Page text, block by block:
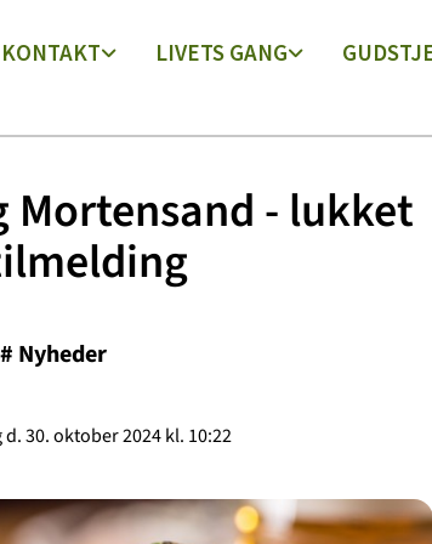
KONTAKT LIVETS GANG
Mortensand - lukket
# Nyheder
30. oktober 2024 kl. 10:22